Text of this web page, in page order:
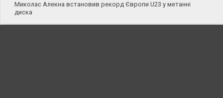
Миколас Алекна встановив рекорд Європи U23 у метанні
диска